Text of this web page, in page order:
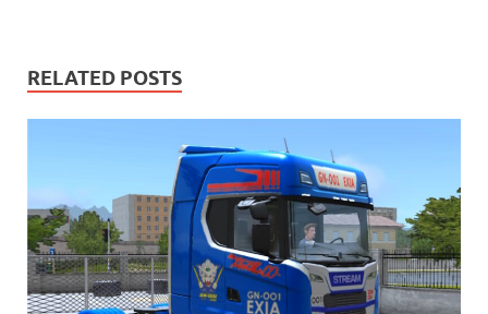
RELATED POSTS